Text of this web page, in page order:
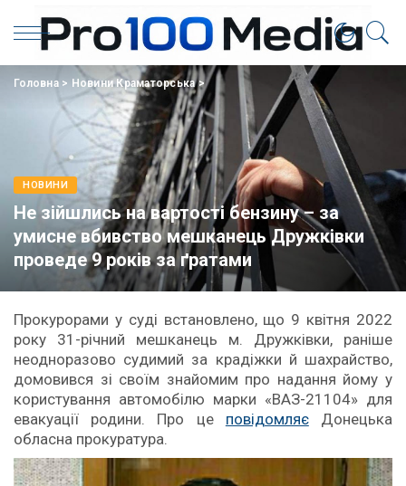
Головна> Новини Краматорська>
НОВИНИ
Не зійшлись на вартості бензину – за
умисне вбивство мешканець Дружківки
проведе 9 років за ґратами
Прокурорами у суді встановлено, що 9 квітня 2022
року 31-річний мешканець м. Дружківки, раніше
неодноразово судимий за крадіжки й шахрайство,
домовився зі своїм знайомим про надання йому у
користування автомобілю марки «ВАЗ-21104» для
евакуації родини. Про це повідомляєДонецька
обласна прокуратура.